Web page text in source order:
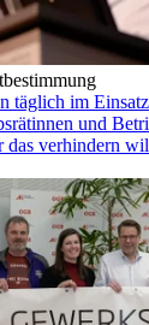
täglich im Einsatz
und
das verhindern